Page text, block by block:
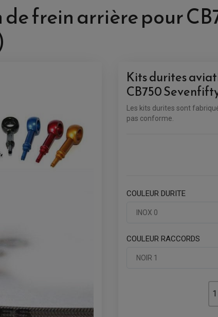
frein arrière pour
Kits durites
CB750
Les kits durites sont
pas conforme.
COULEUR DURITE
INOX 0
COULEUR RACCORDS
NOIR 1